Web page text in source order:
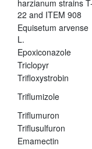
harzianum strains T-
22 and ITEM 908
Equisetum arvense
L.
Epoxiconazole
Triclopyr
Trifloxystrobin
Triflumizole
Triflumuron
Triflusulfuron
Emamectin